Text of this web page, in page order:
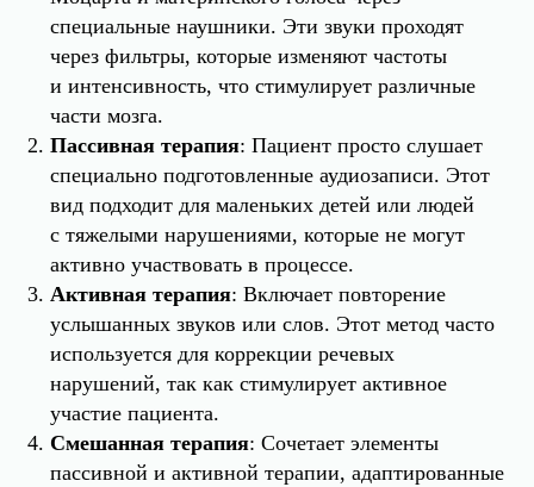
специальные наушники. Эти звуки проходят
через фильтры, которые изменяют частоты
и интенсивность, что стимулирует различные
части мозга.
Пассивная терапия: Пациент просто слушает
специально подготовленные аудиозаписи. Этот
вид подходит для маленьких детей или людей
с тяжелыми нарушениями, которые не могут
активно участвовать в процессе.
Активная терапия: Включает повторение
услышанных звуков или слов. Этот метод часто
используется для коррекции речевых
нарушений, так как стимулирует активное
участие пациента.
Смешанная терапия: Сочетает элементы
пассивной и активной терапии, адаптированные